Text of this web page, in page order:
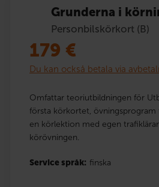
Grunderna i
Personbilskörkort (B)
179 €
Du kan också betala via
Omfattar teoriutbildningen för
första körkortet,
en körlektion med egen
körövningen.
Service språk: finska